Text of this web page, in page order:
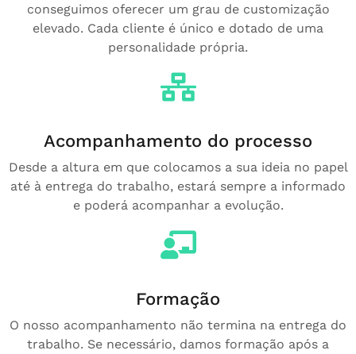
conseguimos oferecer um grau de customização
elevado. Cada cliente é único e dotado de uma
personalidade própria.
Acompanhamento do processo
Desde a altura em que colocamos a sua ideia no papel
até à entrega do trabalho, estará sempre a informado
e poderá acompanhar a evolução.
Formação
O nosso acompanhamento não termina na entrega do
trabalho. Se necessário, damos formação após a